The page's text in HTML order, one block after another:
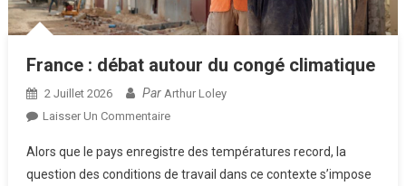
France : débat autour du congé climatique
2 Juillet 2026 Par Arthur Loley
Laisser Un CommentaireSur
:
Débat
Alors que le pays enregistre des températures record, la
question des conditions de travail dans ce contexte s’impose